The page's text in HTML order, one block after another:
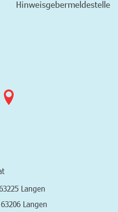
Hinweisgebermeldestelle
Langen
Langen